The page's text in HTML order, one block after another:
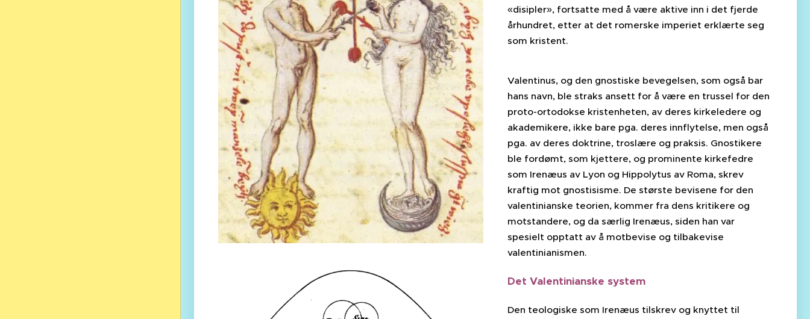
«disipler», fortsatte med å være aktive inn i det fjerde
århundret, etter at det romerske imperiet erklærte seg
som kristent.
Valentinus, og den gnostiske bevegelsen, som også bar
hans navn, ble straks ansett for å være en trussel for den
proto-ortodokse kristenheten, av deres kirkeledere og
akademikere, ikke bare pga. deres innflytelse, men også
pga. av deres doktrine, troslære og praksis. Gnostikere
ble fordømt, som kjettere, og prominente kirkefedre
som Irenæus av Lyon og Hippolytus av Roma, skrev
kraftig mot gnostisisme. De største bevisene for den
valentinianske teorien, kommer fra dens kritikere og
motstandere, og da særlig Irenæus, siden han var
spesielt opptatt av å motbevise og tilbakevise
valentinianismen.
Det Valentinianske system
Den teologiske som Irenæus tilskrev og knyttet til